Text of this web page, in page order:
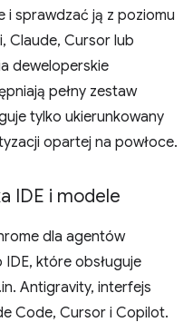
i sprawdzać ją z poziomu
Claude, Cursor lub
deweloperskie
pełny zestaw
tylko ukierunkowany
opartej na powłoce.
IDE i modele
dla agentów
które obsługuje
Antigravity, interfejs
Code, Cursor i Copilot.